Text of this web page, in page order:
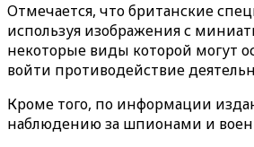
Отмечается, что британские
используя изображения с
некоторые виды которой могут
войти противодействие
Кроме того, по информации
наблюдению за шпионами и